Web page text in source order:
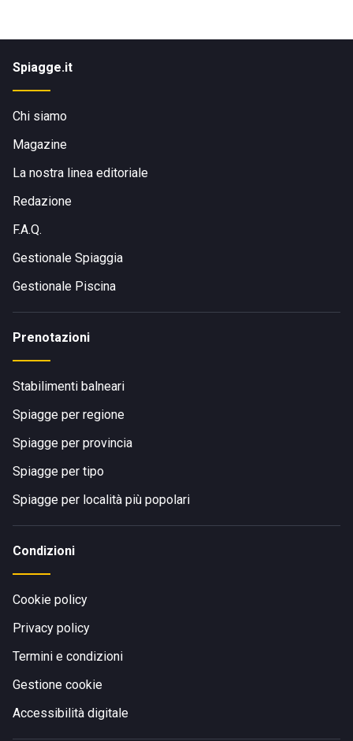
Spiagge.it
Chi siamo
Magazine
La nostra linea editoriale
Redazione
F.A.Q.
Gestionale Spiaggia
Gestionale Piscina
Prenotazioni
Stabilimenti balneari
Spiagge per regione
Spiagge per provincia
Spiagge per tipo
Spiagge per località più popolari
Condizioni
Cookie policy
Privacy policy
Termini e condizioni
Gestione cookie
Accessibilità digitale